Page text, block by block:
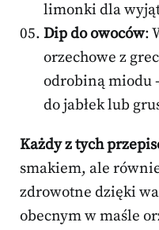
limonki dla
Dip do owoców:
orzechowe z
odrobiną miodu
do jabłek lub
Każdy z tych
smakiem, ale
zdrowotne dzięki
obecnym w maśle